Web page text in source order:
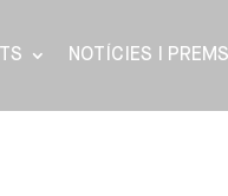
NOTÍCIES I